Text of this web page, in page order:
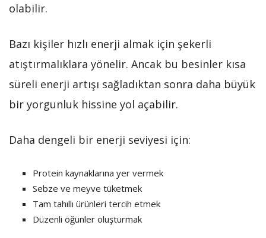
olabilir.
Bazı kişiler hızlı enerji almak için şekerli
atıştırmalıklara yönelir. Ancak bu besinler kısa
süreli enerji artışı sağladıktan sonra daha büyük
bir yorgunluk hissine yol açabilir.
Daha dengeli bir enerji seviyesi için:
Protein kaynaklarına yer vermek
Sebze ve meyve tüketmek
Tam tahıllı ürünleri tercih etmek
Düzenli öğünler oluşturmak